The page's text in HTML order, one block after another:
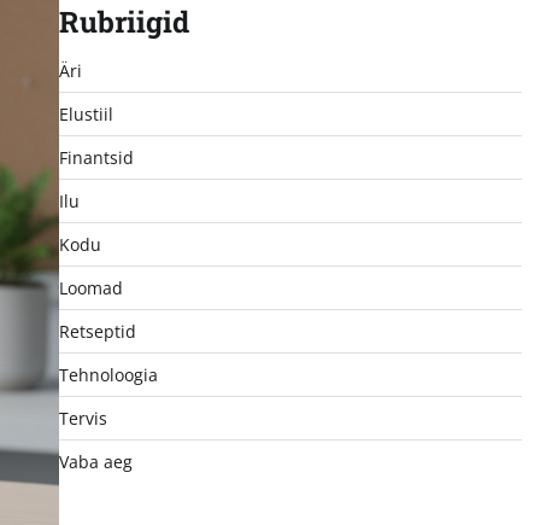
Rubriigid
Äri
Elustiil
Finantsid
Ilu
Kodu
Loomad
Retseptid
Tehnoloogia
Tervis
Vaba aeg